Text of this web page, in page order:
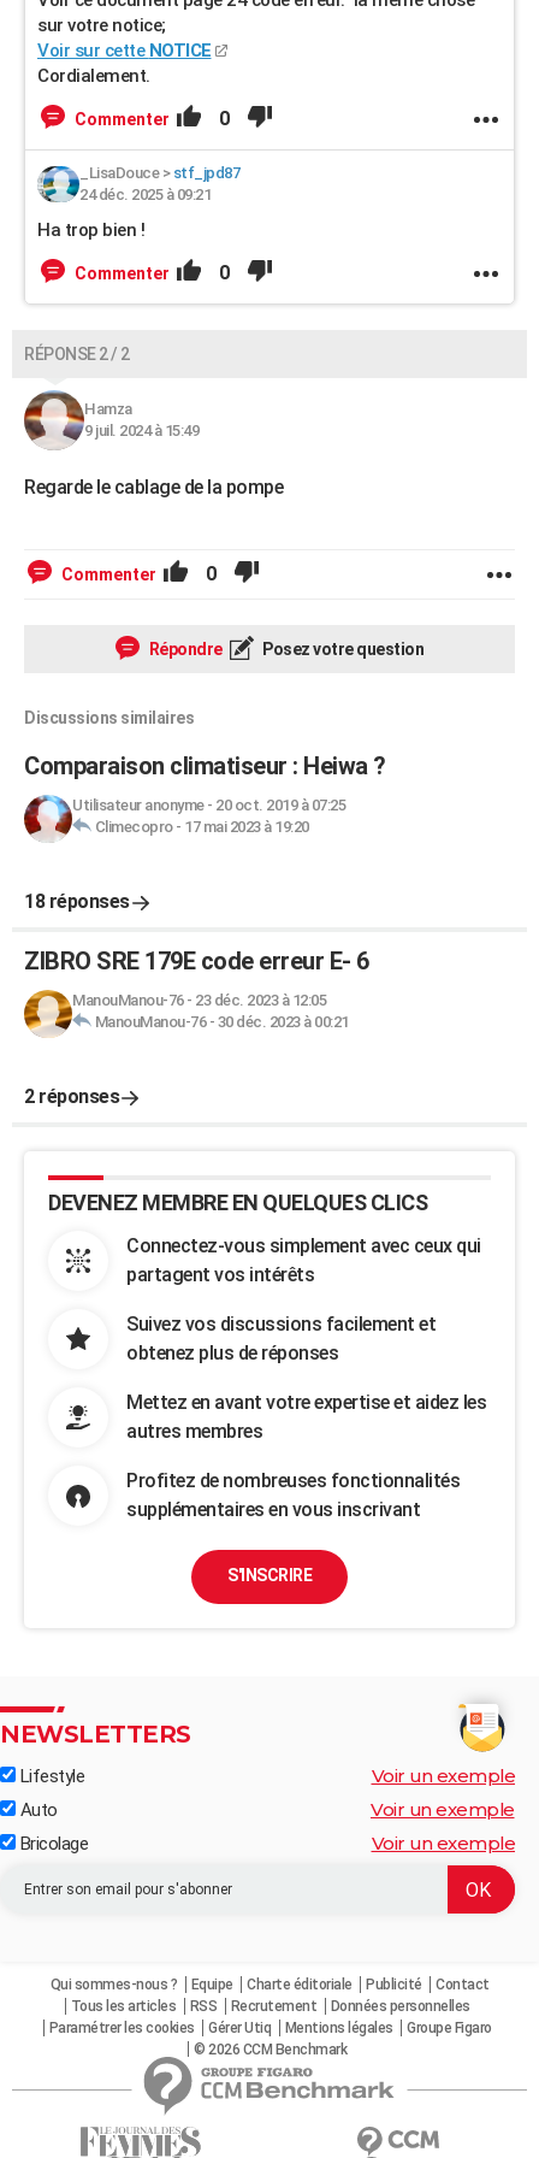
sur votre notice;
Voir sur cette NOTICE
Cordialement.
Commenter 0
_LisaDouce> stf_jpd87
24 déc. 2025 à 09:21
Ha trop bien !
Commenter 0
RÉPONSE 2 / 2
Hamza
9 juil. 2024 à 15:49
Regarde le cablage de la pompe
Commenter 0
Répondre Posez votre question
Discussions similaires
Comparaison climatiseur : Heiwa ?
Utilisateur anonyme- 20 oct. 2019 à 07:25
Climecopro- 17 mai 2023 à 19:20
18 réponses
ZIBRO SRE 179E code erreur E- 6
ManouManou-76- 23 déc. 2023 à 12:05
ManouManou-76- 30 déc. 2023 à 00:21
2 réponses
DEVENEZ MEMBRE EN QUELQUES CLICS
Connectez-vous simplement avec ceux qui
partagent vos intérêts
Suivez vos discussions facilement et
obtenez plus de réponses
Mettez en avant votre expertise et aidez les
autres membres
Profitez de nombreuses fonctionnalités
supplémentaires en vous inscrivant
S'INSCRIRE
NEWSLETTERS
Lifestyle Voir un exemple
Auto Voir un exemple
Bricolage Voir un exemple
Qui sommes-nous ? Equipe Charte éditoriale Publicité
Contact
Tous les articles
RSS Recrutement
Données personnelles
Paramétrer les cookies
Gérer Utiq Mentions légales
Groupe Figaro
© 2026 CCM Benchmark